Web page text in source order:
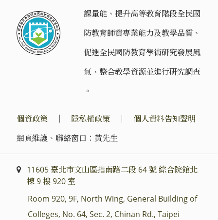
課量能、提升高等教育階段全民國
防教育師資專業能力及教學品質、
促進全民國防教育學術研究發展風
氣、整合教學資源並進行研究調查
。
個資政策 ｜ 隱私權政策 ｜ 個人資料告知聲明
網頁維護、聯絡窗口：黃先生
11605 臺北市文山區指南路二段 64 號 綜合院館北
棟 9 樓 920 室
Room 920, 9F, North Wing, General Building of
Colleges, No. 64, Sec. 2, Chinan Rd., Taipei